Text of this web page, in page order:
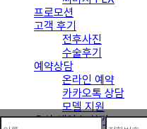
휴대폰번호
프로모션
고객 후기
전후사진
수술후기
예약상담
온라인 예약
카카오톡 상담
모델 지원
유사 케이스 찾기